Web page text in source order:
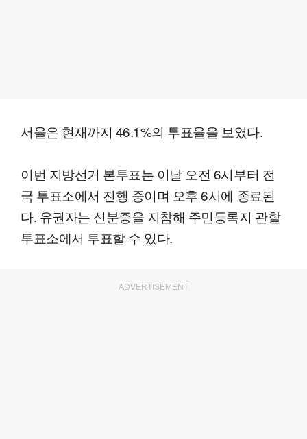
서울은 현재까지 46.1%의 투표율을 보였다.
이번 지방선거 본투표는 이날 오전 6시부터 전
국 투표소에서 진행 중이며 오후 6시에 종료된
다. 유권자는 신분증을 지참해 주민등록지 관할
투표소에서 투표할 수 있다.
ADVERTISEMENT